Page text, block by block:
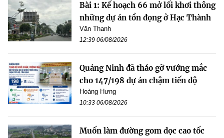
Bài 1: Kế hoạch 66 mở lối khơi thông
những dự án tồn đọng ở Hạc Thành
Văn Thanh
12:39 06/08/2026
Quảng Ninh đã tháo gỡ vướng mắc
cho 147/198 dự án chậm tiến độ
Hoàng Hưng
10:33 06/08/2026
Muốn làm đường gom dọc cao tốc